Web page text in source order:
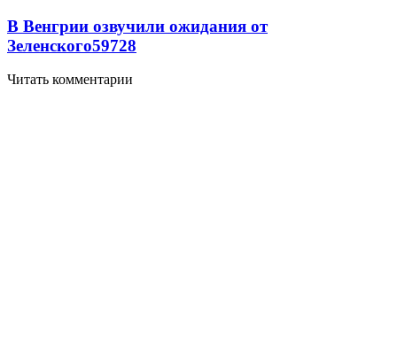
В Венгрии озвучили ожидания от
Зеленского59728
Читать комментарии